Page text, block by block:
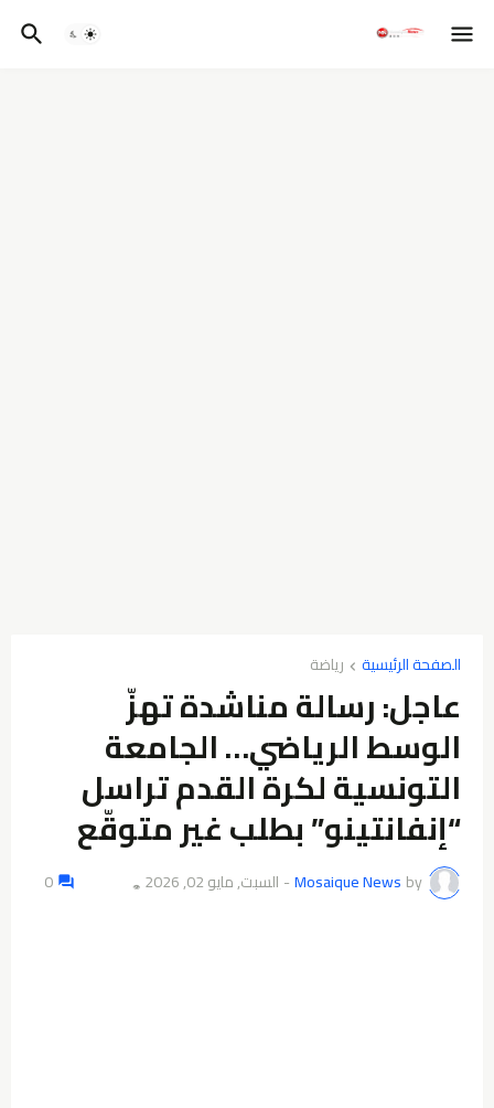
الصفحة الرئيسية
عاجل: رسالة مناشدة تهزّ
الوسط الرياضي… الجامعة
التونسية لكرة القدم تراسل
“إنفانتينو” بطلب غير متوقّع
by
Mosaique News
- السبت, مايو 02, 2026 👁️
0